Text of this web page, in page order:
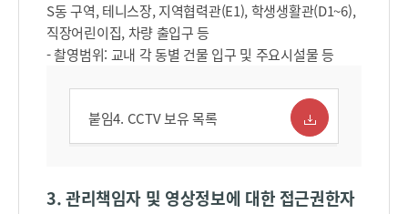
S동 구역, 테니스장, 지역협력관(E1), 학생생활관(D1~6),
직장어린이집, 차량 출입구 등
- 촬영범위: 교내 각 동별 건물 입구 및 주요시설물 등
붙임4. CCTV 보유 목록
3. 관리책임자 및 영상정보에 대한 접근권한자